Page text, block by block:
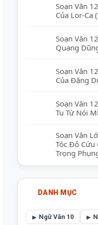
Soạn Văn
Của Lor-Ca
Soạn Văn
Quang
Soạn Văn
Của Đặng
Soạn Văn
Tu Từ Nói
Soạn Văn
Tóc Đỏ Cứu
Trọng
DANH MỤC
Ngữ Văn 10